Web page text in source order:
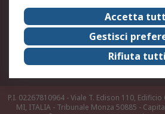
Chi Siamo
Supporto
ESG
Carriere
RS
Press Centre
P.I. 02267810964 - Viale T. Edison 110,
MI, ITALIA - Tribunale Monza 50885 -
Accetta
Gestisci
Rifiuta tutti